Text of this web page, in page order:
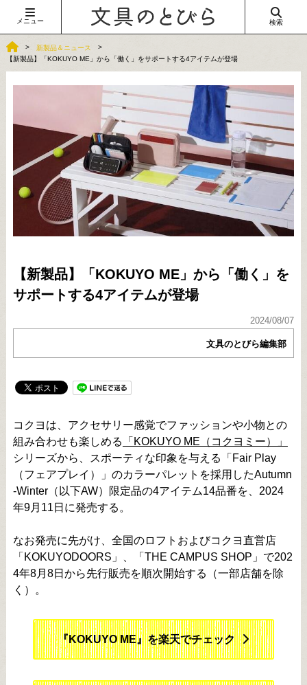
メニュー 検索
新製品＆ニュース
【新製品】「KOKUYO ME」から「働く」をサポートする4アイテムが登場
【新製品】「KOKUYO ME」から「働く」を
サポートする4アイテムが登場
2024/08/07
文具のとびら編集部
コクヨは、アクセサリー感覚でファッションや小物との
組み合わせも楽しめる
「KOKUYO ME（コクヨミー）」
シリーズから、スポーティな印象を与える「Fair Play
（フェアプレイ）」のカラーパレットを採用したAutumn
-Winter（以下AW）限定品の4アイテム14品番を、2024
年9月11日に発売する。
なお発売に先がけ、全国のロフトおよびコクヨ直営店
「KOKUYODOORS」、「THE CAMPUS SHOP」で202
4年8月8日から先行販売を順次開始する（一部店舗を除
く）。
『KOKUYO ME』を楽天でチェック